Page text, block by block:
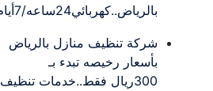
بالرياض..كهربائي24ساعه/7أيام
شركة تنظيف منازل بالرياض
بأسعار رخيصه تبدء بـ
300ريال فقط..خدمات تنظيف